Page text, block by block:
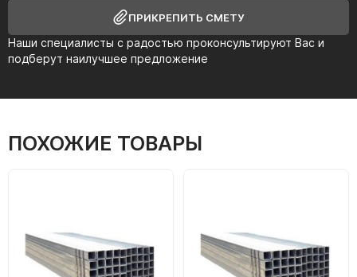
Наши специалисты с радостью проконсультируют Вас и
подберут наилучшее предложение
ПРИКРЕПИТЬ СМЕТУ
ПОХОЖИЕ ТОВАРЫ